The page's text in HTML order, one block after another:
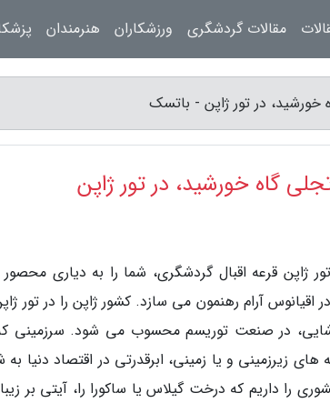
در تور ژاپن - باتسک
گاه خورشید، در تور ژاپن
ژاپن قرعه اقبال گردشگری، شما را به دیاری
آرام رهنمون می سازد. کشور ژاپن را در تور
در صنعت توریسم محسوب می شود. سرزمینی
زیرزمینی و یا زمینی، ابرقدرتی در اقتصاد دنیا
را داریم که درخت گیلاس یا ساکورا را، آیتی بر
مقالات گردشگری ورزشکاران هنرمندان